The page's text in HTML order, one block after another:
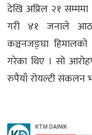
देखि अप्रिल २१
गरी ४१ जनाले
कञ्चनजङ्घा
गरेका थिए । सो
रुपैयाँ रोयल्टी संकलन